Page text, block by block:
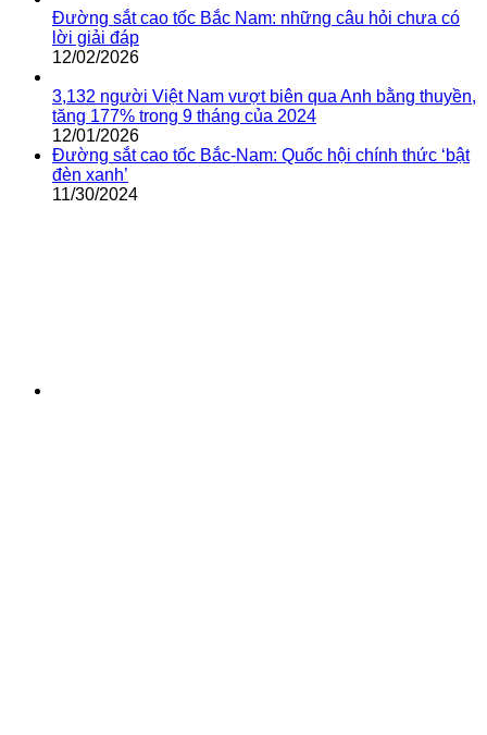
Đường sắt cao tốc Bắc Nam: những câu hỏi chưa có
lời giải đáp
12/02/2026
3,132 người Việt Nam vượt biên qua Anh bằng thuyền,
tăng 177% trong 9 tháng của 2024
12/01/2026
Đường sắt cao tốc Bắc-Nam: Quốc hội chính thức ‘bật
đèn xanh’
11/30/2024